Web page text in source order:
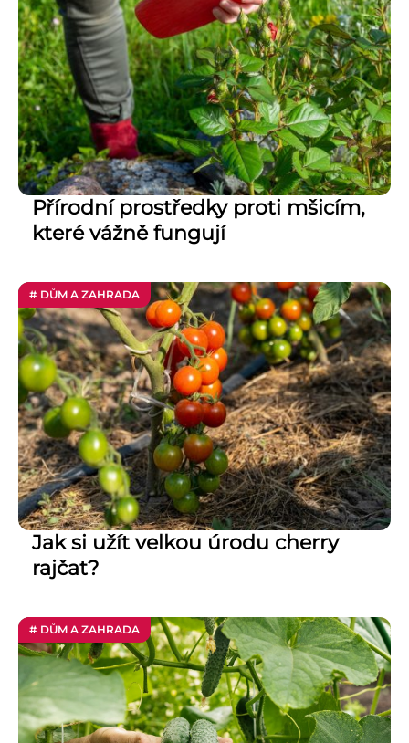
Přírodní prostředky proti mšicím,
které vážně fungují
# DŮM A ZAHRADA
Jak si užít velkou úrodu cherry
rajčat?
# DŮM A ZAHRADA